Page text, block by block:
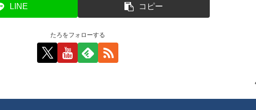
LINE コピー
たろをフォローする